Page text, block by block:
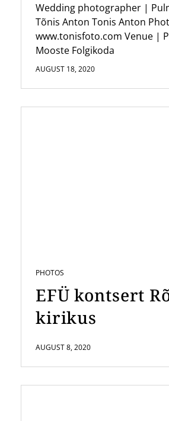
Wedding photographer |
Tõnis Anton Tonis Anton
www.tonisfoto.com Venue |
Mooste Folgikoda
AUGUST 18, 2020
PHOTOS
EFÜ kontsert
kirikus
AUGUST 8, 2020